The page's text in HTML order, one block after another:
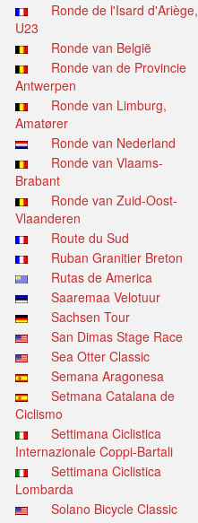
Ronde de l'Isard d'Ariège,
U23
Ronde van België
Ronde van de Provincie
Antwerpen
Ronde van Limburg,
Amatører
Ronde van Nederland
Ronde van Vlaams-
Brabant
Ronde van Zuid-Oost-
Vlaanderen
Route du Sud
Ruban Granitier Breton
Rutas de America
Saaremaa Velotuur
Sachsen Tour
San Dimas Stage Race
Sea Otter Classic
Semana Aragonesa
Setmana Catalana de
Ciclismo
Settimana Ciclistica
Internazionale Coppi-Bartali
Settimana Ciclistica
Lombarda
Solano Bicycle Classic